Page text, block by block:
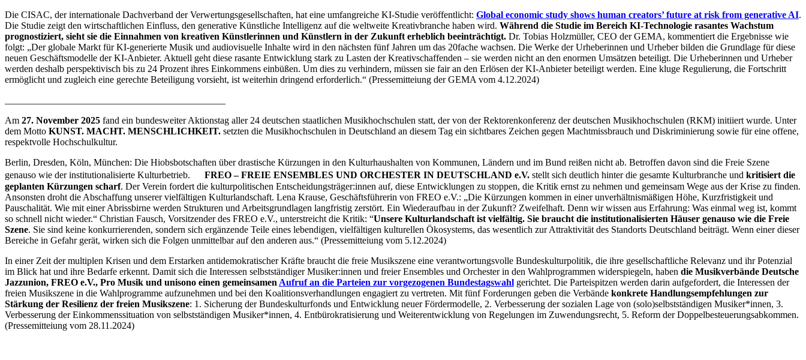
Die CISAC, der internationale Dachverband der Verwertungsgesellschaften, hat eine umfangreiche KI-Studie veröffentlicht: Global economic study shows human creators’ future at risk from generative AI.
Die Studie zeigt den wirtschaftlichen Einfluss, den generative Künstliche Intelligenz auf die weltweite Kreativbranche haben wird. Während die Studie im Bereich KI-Technologie rasantes Wachstum
prognostiziert, sieht sie die Einnahmen von kreativen Künstlerinnen und Künstlern in der Zukunft erheblich beeinträchtigt. Dr. Tobias Holzmüller, CEO der GEMA, kommentiert die Ergebnisse wie
folgt: „Der globale Markt für KI-generierte Musik und audiovisuelle Inhalte wird in den nächsten fünf Jahren um das 20fache wachsen. Die Werke der Urheberinnen und Urheber bilden die Grundlage für diese
neuen Geschäftsmodelle der KI-Anbieter. Aktuell geht diese rasante Entwicklung stark zu Lasten der Kreativschaffenden – sie werden nicht an den enormen Umsätzen beteiligt. Die Urheberinnen und Urheber
werden deshalb perspektivisch bis zu 24 Prozent ihres Einkommens einbüßen. Um dies zu verhindern, müssen sie fair an den Erlösen der KI-Anbieter beteiligt werden. Eine kluge Regulierung, die Fortschritt
ermöglicht und zugleich eine gerechte Beteiligung vorsieht, ist weiterhin dringend erforderlich.“ (Pressemitteiung der GEMA vom 4.12.2024)
Am 27. November 2025 fand ein bundesweiter Aktionstag aller 24 deutschen staatlichen Musikhochschulen statt, der von der Rektorenkonferenz der deutschen Musikhochschulen (RKM) initiiert wurde. Unter
dem Motto KUNST. MACHT. MENSCHLICHKEIT. setzten die Musikhochschulen in Deutschland an diesem Tag ein sichtbares Zeichen gegen Machtmissbrauch und Diskriminierung sowie für eine offene,
respektvolle Hochschulkultur.
Berlin, Dresden, Köln, München: Die Hiobsbotschaften über drastische Kürzungen in den Kulturhaushalten von Kommunen, Ländern und im Bund reißen nicht ab. Betroffen davon sind die Freie Szene
genauso wie der institutionalisierte Kulturbetrieb. FREO – FREIE ENSEMBLES UND ORCHESTER IN DEUTSCHLAND e.V. stellt sich deutlich hinter die gesamte Kulturbranche und kritisiert die
geplanten Kürzungen scharf. Der Verein fordert die kulturpolitischen Entscheidungsträger:innen auf, diese Entwicklungen zu stoppen, die Kritik ernst zu nehmen und gemeinsam Wege aus der Krise zu finden.
Ansonsten droht die Abschaffung unserer vielfältigen Kulturlandschaft. Lena Krause, Geschäftsführerin von FREO e.V.: „Die Kürzungen kommen in einer unverhältnismäßigen Höhe, Kurzfristigkeit und
Pauschalität. Wie mit einer Abrissbirne werden Strukturen und Arbeitsgrundlagen langfristig zerstört. Ein Wiederaufbau in der Zukunft? Zweifelhaft. Denn wir wissen aus Erfahrung: Was einmal weg ist, kommt
so schnell nicht wieder.“ Christian Fausch, Vorsitzender des FREO e.V., unterstreicht die Kritik: “Unsere Kulturlandschaft ist vielfältig. Sie braucht die institutionalisierten Häuser genauso wie die Freie
Szene. Sie sind keine konkurrierenden, sondern sich ergänzende Teile eines lebendigen, vielfältigen kulturellen Ökosystems, das wesentlich zur Attraktivität des Standorts Deutschland beiträgt. Wenn einer dieser
Bereiche in Gefahr gerät, wirken sich die Folgen unmittelbar auf den anderen aus.“ (Pressemitteiung vom 5.12.2024)
In einer Zeit der multiplen Krisen und dem Erstarken antidemokratischer Kräfte braucht die freie Musikszene eine verantwortungsvolle Bundeskulturpolitik, die ihre gesellschaftliche Relevanz und ihr Potenzial
im Blick hat und ihre Bedarfe erkennt. Damit sich die Interessen selbstständiger Musiker:innen und freier Ensembles und Orchester in den Wahlprogrammen widerspiegeln, haben die Musikverbände Deutsche
Jazzunion, FREO e.V., Pro Musik und unisono einen gemeinsamen Aufruf an die Parteien zur vorgezogenen Bundestagswahl gerichtet. Die Parteispitzen werden darin aufgefordert, die Interessen der
freien Musikszene in die Wahlprogramme aufzunehmen und bei den Koalitionsverhandlungen engagiert zu vertreten. Mit fünf Forderungen geben die Verbände konkrete Handlungsempfehlungen zur
Stärkung der Resilienz der freien Musikszene: 1. Sicherung der Bundeskulturfonds und Entwicklung neuer Fördermodelle, 2. Verbesserung der sozialen Lage von (solo)selbstständigen Musiker*innen, 3.
Verbesserung der Einkommenssituation von selbstständigen Musiker*innen, 4. Entbürokratisierung und Weiterentwicklung von Regelungen im Zuwendungsrecht, 5. Reform der Doppelbesteuerungsabkommen.
(Pressemitteiung vom 28.11.2024)